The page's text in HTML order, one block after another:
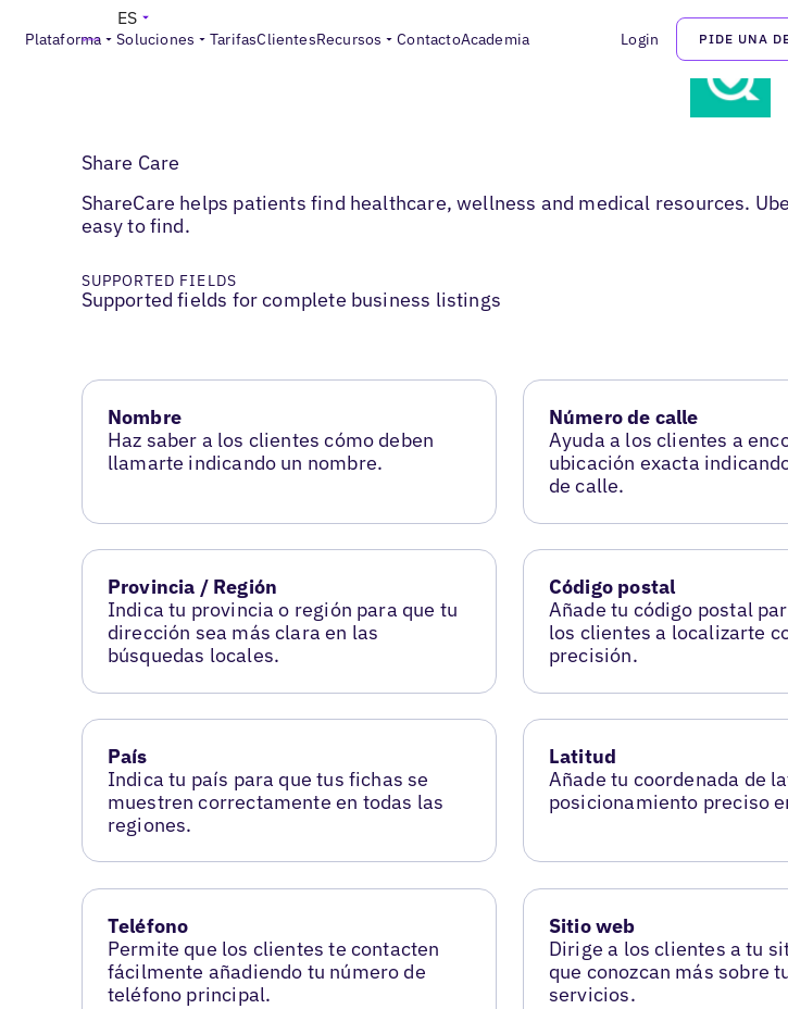
Plataforma Soluciones TarifasClientesRecursos ContactoAcademia Login PIDE UNA
ES
Share Care
ShareCare helps patients find healthcare, wellness and medical resources.
easy to find.
SUPPORTED FIELDS
Supported fields for complete business listings
Nombre
Haz saber a los clientes cómo deben
llamarte indicando un nombre.
Número de calle
Ayuda a los clientes a
ubicación exacta
de calle.
Provincia / Región
Indica tu provincia o región para que tu
dirección sea más clara en las
búsquedas locales.
Código postal
Añade tu código postal
los clientes a localizarte
precisión.
País
Indica tu país para que tus fichas se
muestren correctamente en todas las
regiones.
Latitud
Añade tu coordenada de
posicionamiento preciso
Teléfono
Permite que los clientes te contacten
fácilmente añadiendo tu número de
teléfono principal.
Sitio web
Dirige a los clientes a tu
que conozcan más sobre
servicios.